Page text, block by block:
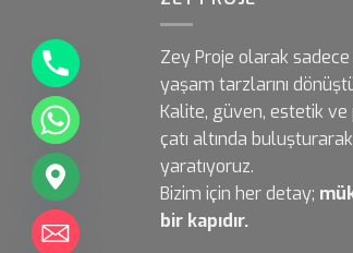
Zey Proje olarak
yaşam tarzlarını
Kalite, güven, estetik
çatı altında
yaratıyoruz.
Bizim için her detay;
bir kapıdır.